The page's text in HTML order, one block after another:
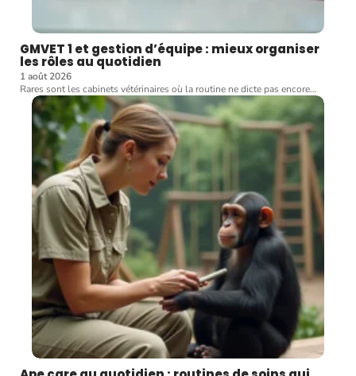
GMVET 1 et gestion d’équipe : mieux organiser
les rôles au quotidien
1 août 2026
Rares sont les cabinets vétérinaires où la routine ne dicte pas encore…